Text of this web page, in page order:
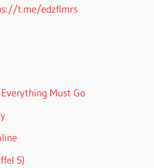
t.me/edzflmrs
Must Go
5)